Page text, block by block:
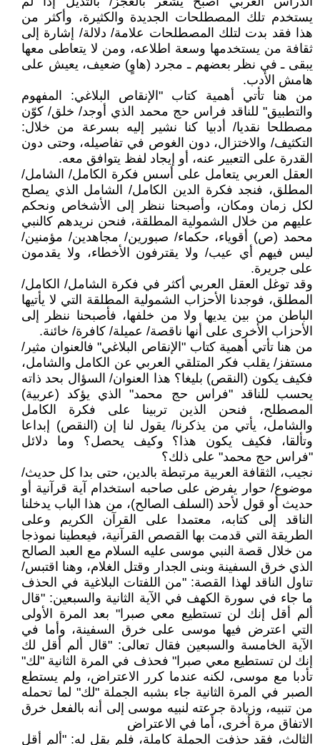
يستخدم تلك المصطلحات الجديدة والكثيرة، وأكثر من
هذا فقد بدت لتلك المصطلحات علامة/ دلالة/ إشارة إلى
ثقافة من يستخدمها وسعة اطلاعه، ومن لا يتعاطى معها
يبقى ـ في نظر بعضهم ـ مجرد (هاوٍ) ضعيف، يعيش على
هامش الأدب.
من هنا تأتي أهمية كتاب "الإنقاص البلاغي: المفهوم
والتطبيق" للناقد فراس حج محمد الذي أوجد/ خلق/ كوّن
مصطلحا نقديا/ أدبيا كنا نشير إليه بسرعة من خلال:
التكثيف/ والاختزال، دون الغوص في تفاصيله، وحتى دون
القدرة على التعبير عنه، أو إيجاد لفظ يتوافق معه.
العقل العربي يتعامل على أسس فكرة الكامل/ الشامل/
المطلق، فنجد فكرة الدين الكامل/ الشامل الذي يصلح
لكل زمان ومكان، وأصبحنا ننظر إلى الأشخاص ونحكم
عليهم من خلال الشمولية المطلقة، فنحن نريدهم كالنبي
محمد (ص) أقوياء، حكماء/ صبورين/ مجاهدين/ مؤمنين/
ليس فيهم أي عيب/ ولا يقترفون الأخطاء، ولا يقدمون
على جريرة.
وقد توغل العقل العربي أكثر في فكرة الشامل/ الكامل/
المطلق، فوجدنا الأحزاب الشمولية المطلقة التي لا يأتيها
الباطن من بين يديها ولا من خلفها، فأصبحنا ننظر إلى
الأحزاب الأخرى على أنها ناقصة/ عميلة/ كافرة/ خائنة.
من هنا تأتي أهمية كتاب "الإنقاص البلاغي" فالعنوان مثير/
مستفز/ يقلب فكر المتلقي العربي عن الكامل والشامل،
فكيف يكون (النقص) بليغا؟ هذا العنوان/ السؤال بحد ذاته
يحسب للناقد "فراس حج محمد" الذي يؤكد (عربية)
المصطلح، فنحن الذين تربينا على فكرة الكامل
والشامل، يأتي من يذكرنا/ يقول لنا إن (النقص) إبداعا
وتألقا، فكيف يكون هذا؟ وكيف يحصل؟ وما دلائل
"فراس حج محمد" على ذلك؟
نجيب، الثقافة العربية مرتبطة بالدين، حتى بدا كل حديث/
موضوع/ حوار يفرض على صاحبه استخدام آية قرآنية أو
حديث أو قول لأحد (السلف الصالح)، من هذا الباب يدخلنا
الناقد إلى كتابه، معتمدا على القرآن الكريم وعلى
الطريقة التي قدمت بها القصص القرآنية، فيعطينا نموذجا
من خلال قصة النبي موسى عليه السلام مع العبد الصالح
الذي خرق السفينة وبنى الجدار وقتل الغلام، وهنا اقتبس/
تناول الناقد لهذا القصة: "من اللفتات البلاغية في الحذف
ما جاء في سورة الكهف في الآية الثانية والسبعين: "قال
ألم أقل إنك لن تستطيع معي صبرا" بعد المرة الأولى
التي اعترض فيها موسى على خرق السفينة، وأما في
الآية الخامسة والسبعين فقال تعالى: "قال ألم أقل لك
إنك لن تستطيع معي صبرا" فحذف في المرة الثانية "لك"
تأدبا مع موسى، لكنه عندما كرر الاعتراض، ولم يستطع
الصبر في المرة الثانية جاء بشبه الجملة "لك" لما تحمله
من تنبيه، وزيادة جرعته لنبيه موسى إلى أنه بالفعل خرق
الاتفاق مرة أخرى، أما في الاعتراض
الثالث، فقد حذفت الجملة كاملة، فلم يقل له: "ألم أقل